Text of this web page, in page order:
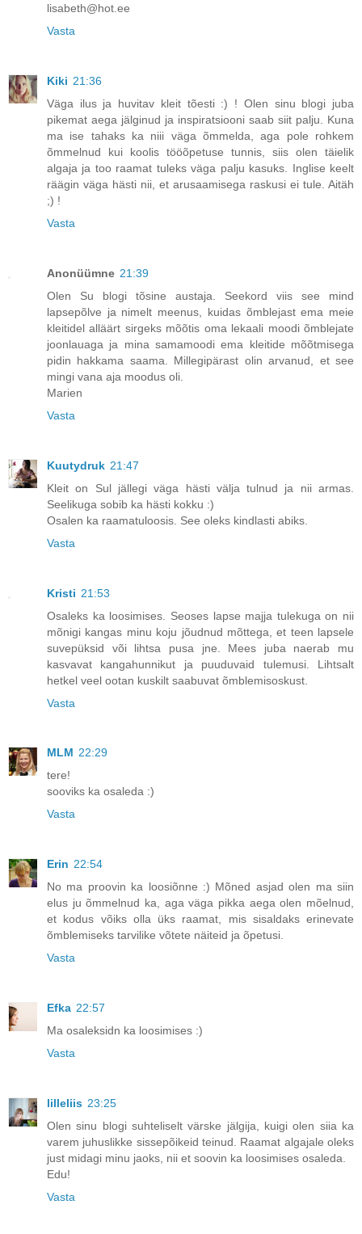
lisabeth@hot.ee
Vasta
Kiki 21:36
Väga ilus ja huvitav kleit tõesti :) ! Olen sinu blogi juba
pikemat aega jälginud ja inspiratsiooni saab siit palju. Kuna
ma ise tahaks ka niii väga õmmelda, aga pole rohkem
õmmelnud kui koolis tööõpetuse tunnis, siis olen täielik
algaja ja too raamat tuleks väga palju kasuks. Inglise keelt
räägin väga hästi nii, et arusaamisega raskusi ei tule. Aitäh
;) !
Vasta
Anonüümne 21:39
Olen Su blogi tõsine austaja. Seekord viis see mind
lapsepõlve ja nimelt meenus, kuidas õmblejast ema meie
kleitidel alläärt sirgeks mõõtis oma lekaali moodi õmblejate
joonlauaga ja mina samamoodi ema kleitide mõõtmisega
pidin hakkama saama. Millegipärast olin arvanud, et see
mingi vana aja moodus oli.
Marien
Vasta
Kuutydruk 21:47
Kleit on Sul jällegi väga hästi välja tulnud ja nii armas.
Seelikuga sobib ka hästi kokku :)
Osalen ka raamatuloosis. See oleks kindlasti abiks.
Vasta
Kristi 21:53
Osaleks ka loosimises. Seoses lapse majja tulekuga on nii
mõnigi kangas minu koju jõudnud mõttega, et teen lapsele
suvepüksid või lihtsa pusa jne. Mees juba naerab mu
kasvavat kangahunnikut ja puuduvaid tulemusi. Lihtsalt
hetkel veel ootan kuskilt saabuvat õmblemisoskust.
Vasta
MLM 22:29
tere!
sooviks ka osaleda :)
Vasta
Erin 22:54
No ma proovin ka loosiõnne :) Mõned asjad olen ma siin
elus ju õmmelnud ka, aga väga pikka aega olen mõelnud,
et kodus võiks olla üks raamat, mis sisaldaks erinevate
õmblemiseks tarvilike võtete näiteid ja õpetusi.
Vasta
Efka 22:57
Ma osaleksidn ka loosimises :)
Vasta
lilleliis 23:25
Olen sinu blogi suhteliselt värske jälgija, kuigi olen siia ka
varem juhuslikke sissepõikeid teinud. Raamat algajale oleks
just midagi minu jaoks, nii et soovin ka loosimises osaleda.
Edu!
Vasta